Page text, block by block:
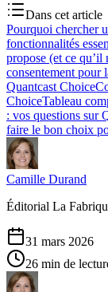
Dans cet article
Pourquoi chercher
fonctionnalités
propose (et ce qu’il
consentement pour
Quantcast Choice
ChoiceTableau
: vos questions sur
faire le bon choix
Camille Durand
Éditorial La
31 mars 2026
26 min de